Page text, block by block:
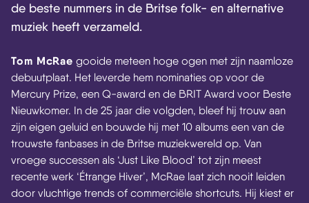
de beste nummers in de Britse folk- en alternative
muziek heeft verzameld.
Tom McRae gooide meteen hoge ogen met zijn naamloze
debuutplaat. Het leverde hem nominaties op voor de
Mercury Prize, een Q-award en de BRIT Award voor Beste
Nieuwkomer. In de 25 jaar die volgden, bleef hij trouw aan
zijn eigen geluid en bouwde hij met 10 albums een van de
trouwste fanbases in de Britse muziekwereld op. Van
vroege successen als ‘Just Like Blood’ tot zijn meest
recente werk ‘Étrange Hiver’, McRae laat zich nooit leiden
door vluchtige trends of commerciële shortcuts. Hij kiest er